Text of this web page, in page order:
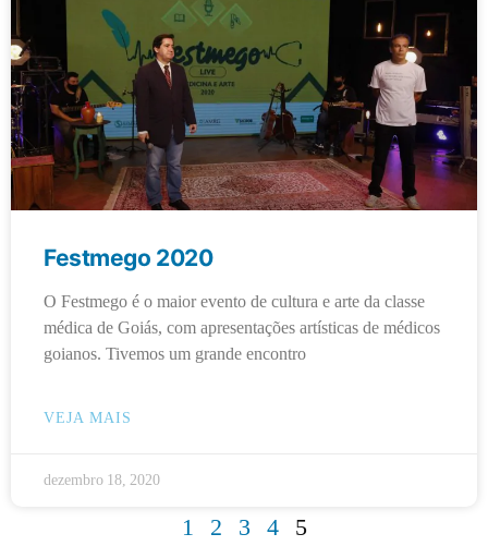
Festmego 2020
O Festmego é o maior evento de cultura e arte da classe
médica de Goiás, com apresentações artísticas de médicos
goianos. Tivemos um grande encontro
VEJA MAIS
dezembro 18, 2020
1 2 3 4 5